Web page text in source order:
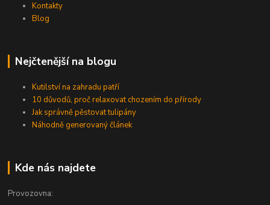
Kontakty
Blog
Nejčtenější na blogu
Kutilství na zahradu patří
10 důvodů, proč relaxovat chozením do přírody
Jak správně pěstovat tulipány
Náhodně generovaný článek
Kde nás najdete
Provozovna: